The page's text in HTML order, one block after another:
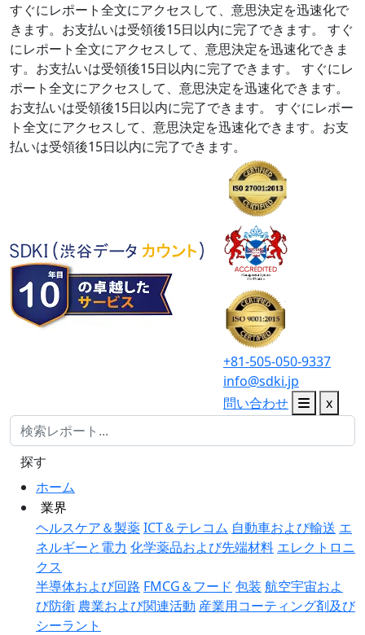
すぐにレポート全文にアクセスして、意思決定を迅速化で
きます。お支払いは受領後15日以内に完了できます。
すぐ
にレポート全文にアクセスして、意思決定を迅速化できま
す。お支払いは受領後15日以内に完了できます。
すぐにレ
ポート全文にアクセスして、意思決定を迅速化できます。
お支払いは受領後15日以内に完了できます。
すぐにレポー
ト全文にアクセスして、意思決定を迅速化できます。お支
払いは受領後15日以内に完了できます。
+81-505-050-9337
info@sdki.jp
問い合わせ
x
ホーム
業界
ヘルスケア＆製薬ICT＆テレコム 自動車および輸送 エ
ネルギーと電力 化学薬品および先端材料 エレクトロニ
クス
半導体および回路 FMCG＆フード 包装 航空宇宙およ
び防衛 農業および関連活動 産業用コーティング剤及び
シーラント
探す